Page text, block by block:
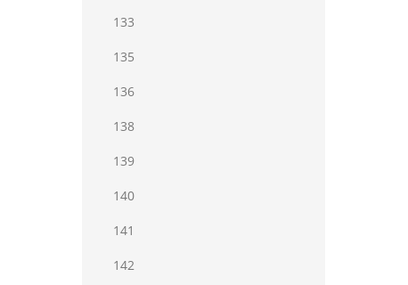
133
135
136
138
139
140
141
142